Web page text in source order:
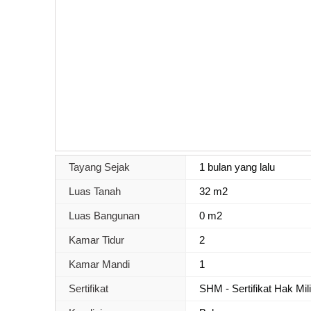
Tayang Sejak 1 bulan yang lalu
Luas Tanah 32 m2
Luas Bangunan 0 m2
Kamar Tidur 2
Kamar Mandi 1
Sertifikat SHM - Sertifikat Hak